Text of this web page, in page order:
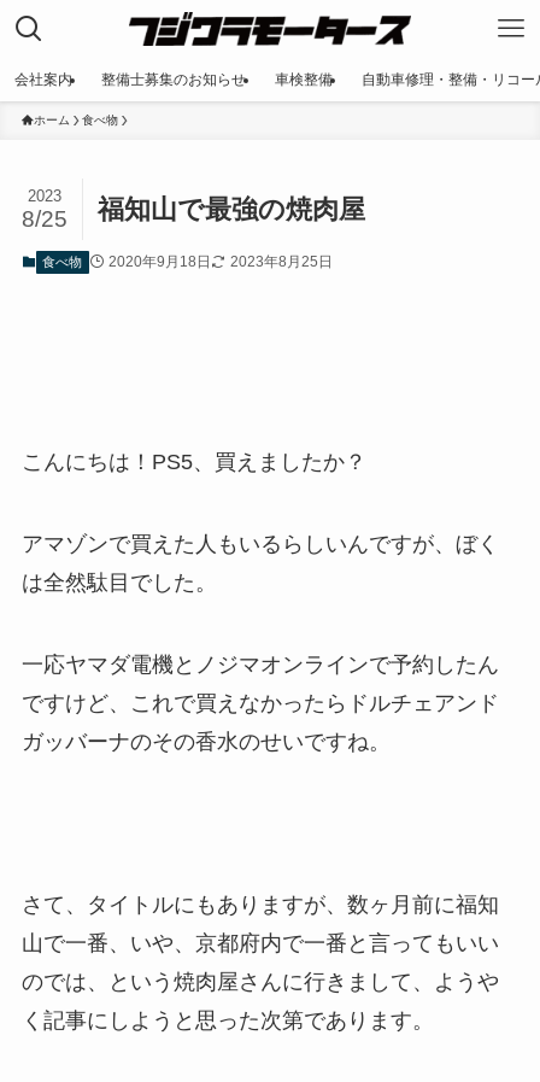
会社案内 整備士募集のお知らせ 車検整備 自動車修理・整備・リコー
ホーム 食べ物
福知山で最強の焼肉屋
2023
8/25
食べ物 2020年9月18日 2023年8月25日
こんにちは！PS5、買えましたか？
アマゾンで買えた人もいるらしいんですが、ぼく
は全然駄目でした。
一応ヤマダ電機とノジマオンラインで予約したん
ですけど、これで買えなかったらドルチェアンド
ガッバーナのその香水のせいですね。
さて、タイトルにもありますが、数ヶ月前に福知
山で一番、いや、京都府内で一番と言ってもいい
のでは、という焼肉屋さんに行きまして、ようや
く記事にしようと思った次第であります。